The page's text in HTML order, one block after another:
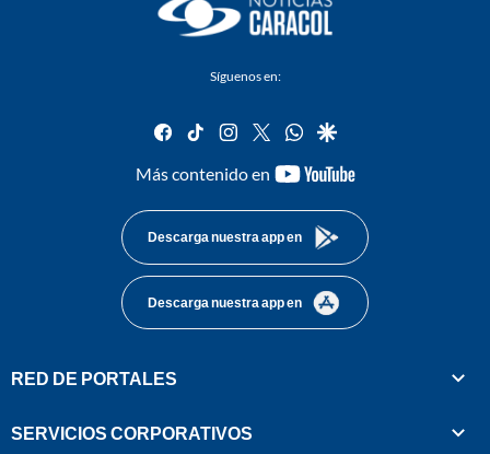
Síguenos en:
facebook
tiktok instagram
twitterwhatsapp
google
Más contenido en
youtube-
Descarga nuestra app en
Descarga nuestra app en
RED DE PORTALES
SERVICIOS CORPORATIVOS